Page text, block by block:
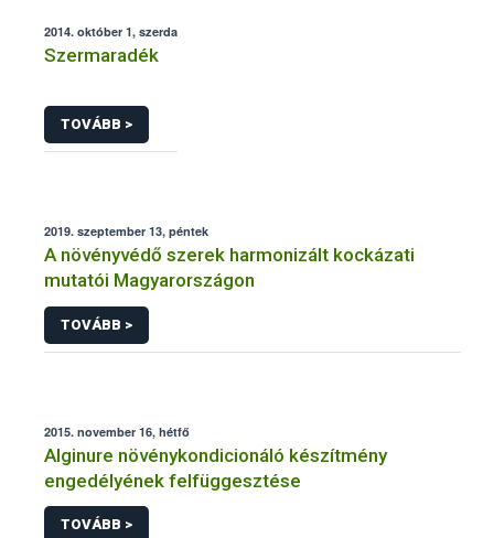
2014. október 1, szerda
Szermaradék
TOVÁBB >
2019. szeptember 13, péntek
A növényvédő szerek harmonizált kockázati
mutatói Magyarországon
TOVÁBB >
2015. november 16, hétfő
Alginure növénykondicionáló készítmény
engedélyének felfüggesztése
TOVÁBB >